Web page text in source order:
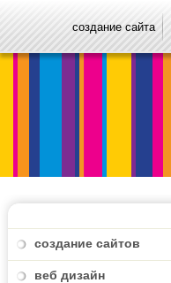
создание сайта
создание сайтов
веб дизайн